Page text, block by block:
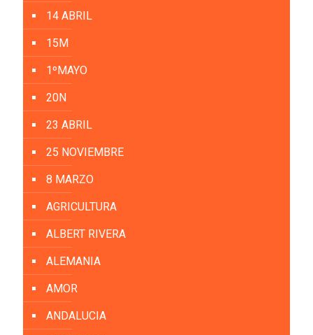
14 ABRIL
15M
1ºMAYO
20N
23 ABRIL
25 NOVIEMBRE
8 MARZO
AGRICULTURA
ALBERT RIVERA
ALEMANIA
AMOR
ANDALUCIA